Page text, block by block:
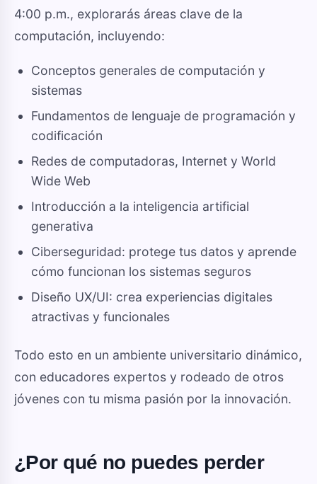
4:00 p.m., explorarás áreas clave de la
computación, incluyendo:
Conceptos generales de computación y
sistemas
Fundamentos de lenguaje de programación y
codificación
Redes de computadoras, Internet y World
Wide Web
Introducción a la inteligencia artificial
generativa
Ciberseguridad: protege tus datos y aprende
cómo funcionan los sistemas seguros
Diseño UX/UI: crea experiencias digitales
atractivas y funcionales
Todo esto en un ambiente universitario dinámico,
con educadores expertos y rodeado de otros
jóvenes con tu misma pasión por la innovación.
¿Por qué no puedes perder